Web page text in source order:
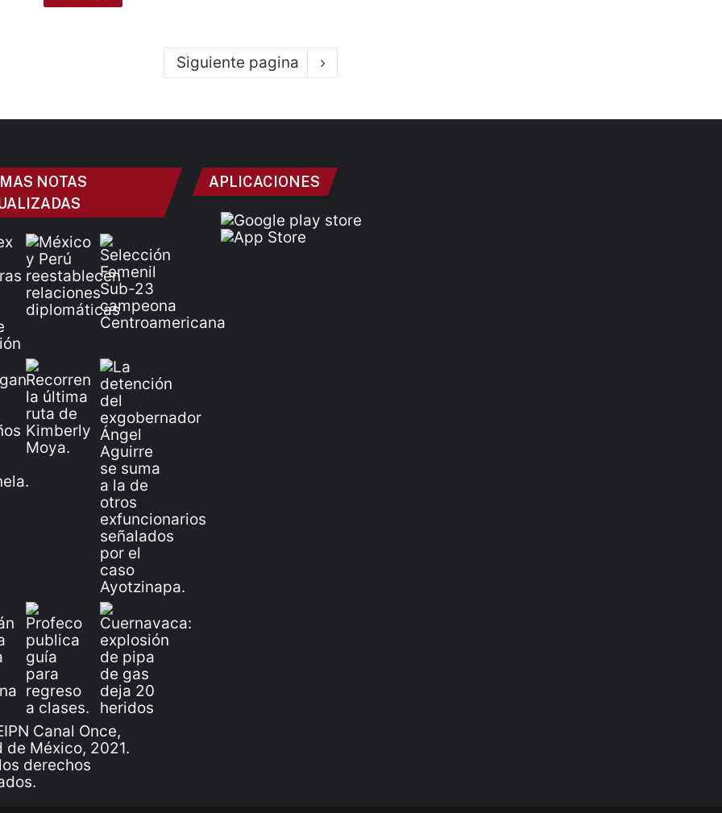
Siguiente pagina
NOTAS
Canal Once,
de México, 2021.
derechos
APLICACIONES